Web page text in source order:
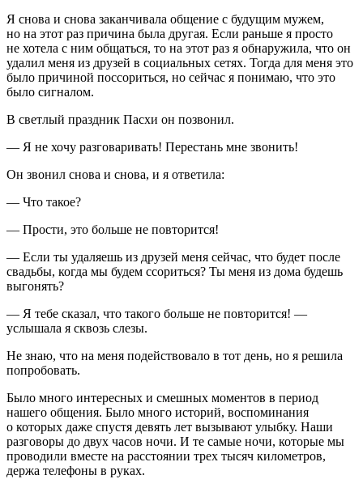
Я снова и снова заканчивала общение с будущим мужем,
но на этот раз причина была другая. Если раньше я просто
не хотела с ним общаться, то на этот раз я обнаружила, что он
удалил меня из друзей в социальных сетях. Тогда для меня это
было причиной поссориться, но сейчас я понимаю, что это
было сигналом.
В светлый праздник Пасхи он позвонил.
— Я не хочу разговаривать! Перестань мне звонить!
Он звонил снова и снова, и я ответила:
— Что такое?
— Прости, это больше не повторится!
— Если ты удаляешь из друзей меня сейчас, что будет после
свадьбы, когда мы будем ссориться? Ты меня из дома будешь
выгонять?
— Я тебе сказал, что такого больше не повторится! —
услышала я сквозь слезы.
Не знаю, что на меня подействовало в тот день, но я решила
попробовать.
Было много интересных и смешных моментов в период
нашего общения. Было много историй, воспоминания
о которых даже спустя девять лет вызывают улыбку. Наши
разговоры до двух часов ночи. И те самые ночи, которые мы
проводили вместе на расстоянии трех тысяч километров,
держа телефоны в руках.